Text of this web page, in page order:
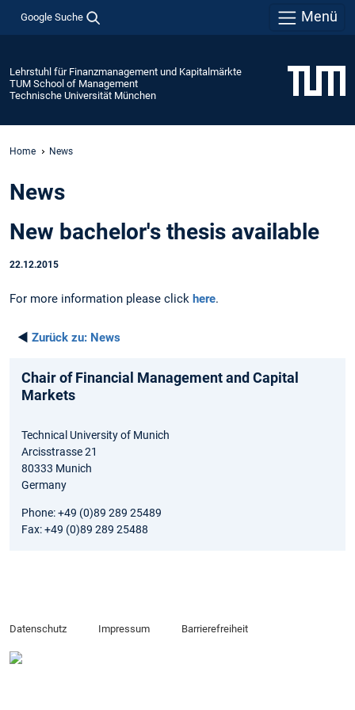
Google Suche Menü
Lehrstuhl für Finanzmanagement und Kapitalmärkte
TUM School of Management
Technische Universität München
Home News
News
New bachelor's thesis available
22.12.2015
For more information please click here.
◄ Zurück zu: News
Chair of Financial Management and Capital
Markets
Technical University of Munich
Arcisstrasse 21
80333 Munich
Germany
Phone: +49 (0)89 289 25489
Fax: +49 (0)89 289 25488
Datenschutz Impressum Barrierefreiheit